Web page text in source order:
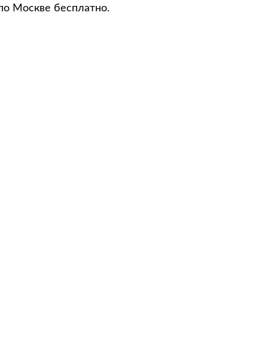
Москве бесплатно.